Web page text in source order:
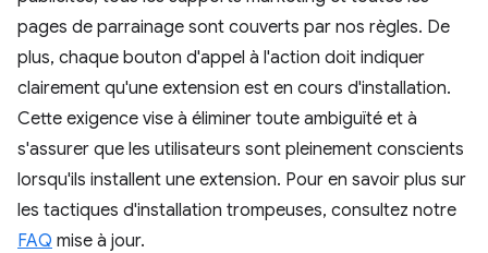
pages de parrainage sont couverts par nos règles. De
plus, chaque bouton d'appel à l'action doit indiquer
clairement qu'une extension est en cours d'installation.
Cette exigence vise à éliminer toute ambiguïté et à
s'assurer que les utilisateurs sont pleinement conscients
lorsqu'ils installent une extension. Pour en savoir plus sur
les tactiques d'installation trompeuses, consultez notre
FAQ mise à jour.